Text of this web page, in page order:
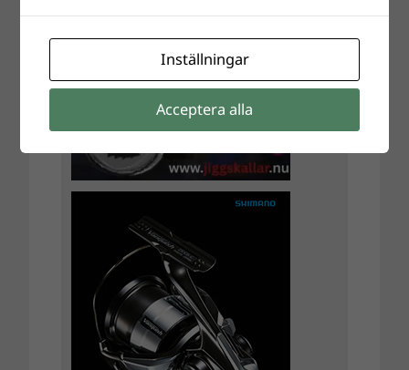
Inställningar
Acceptera alla